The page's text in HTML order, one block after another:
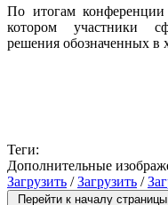
По итогам
котором участники
решения обозначенных в
Теги:
Дополнительные
Загрузить /Загрузить /
Перейти к началу страницы